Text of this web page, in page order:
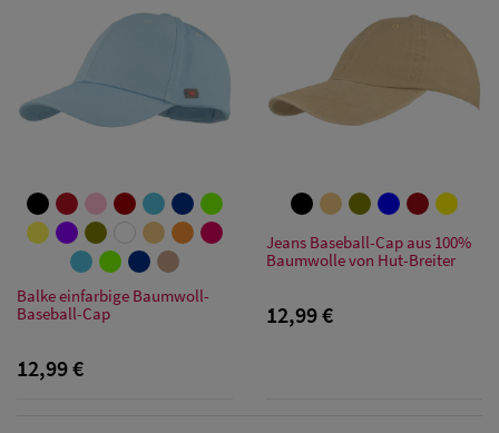
Baseball Caps
Damen UV-
Schutz Caps
Bandana Caps
Damen
Sonnenschilder
& Visoren
Damen
Balke einfarbige Baumwoll-
Baseball-Cap
12,99 €
Jeans Baseball-Cap aus 100%
Baumwolle von Hut-Breiter
12,99 €